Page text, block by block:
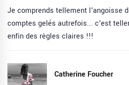
Je comprends tellement l'angoisse
comptes gelés autrefois... c'est
enfin des règles claires !!!
Catherine Foucher